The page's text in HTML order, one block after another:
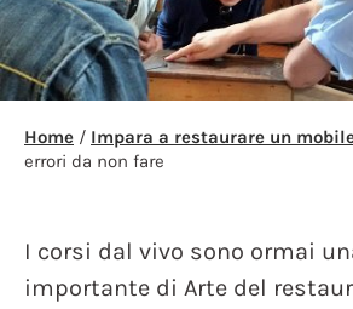
Home / Impara a restaurare un
errori da non fare
I corsi dal vivo sono ormai
importante di Arte del